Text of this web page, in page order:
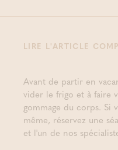
LIRE L'ARTICLE
Avant de partir en
vider le frigo et à faire
gommage du corps. Si
même, réservez une
et l'un de nos